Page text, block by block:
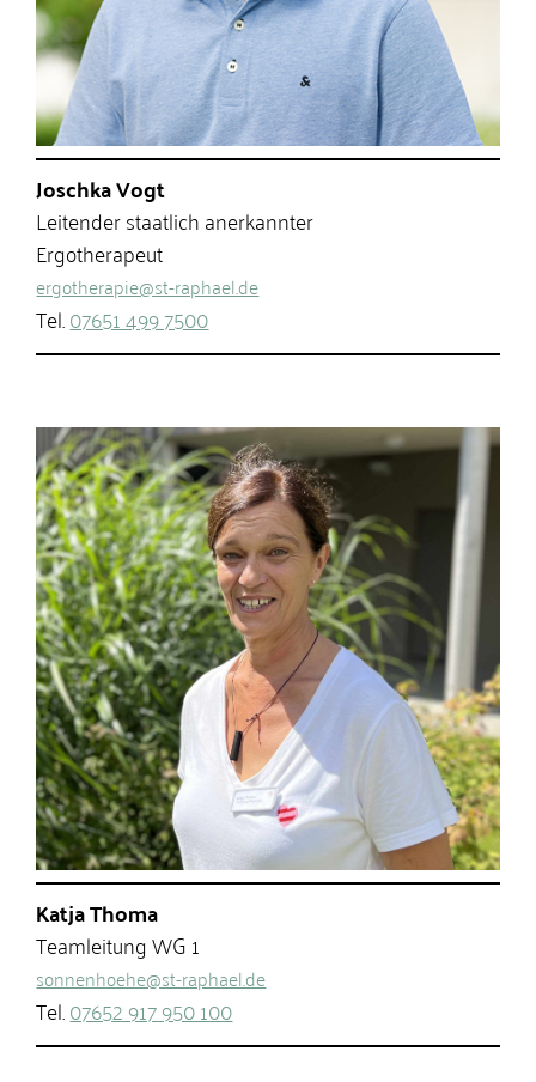
Joschka Vogt
Leitender staatlich anerkannter
Ergotherapeut
ergotherapie@st-raphael.de
Tel.07651 499 7500
Katja Thoma
Teamleitung WG 1
sonnenhoehe@st-raphael.de
Tel.07652 917 950 100